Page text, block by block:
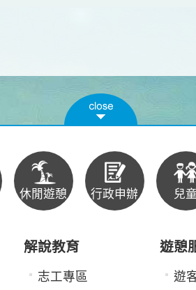
休閒遊憩 行政申辦 兒童
解說教育
志工專區
遊憩
遊